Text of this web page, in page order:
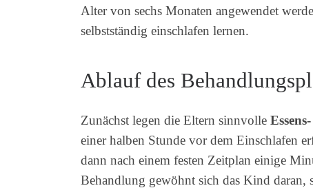
Alter von sechs Monaten angewendet
selbstständig einschlafen lernen.
Ablauf des
Zunächst legen die Eltern sinnvolle
einer halben Stunde vor dem Einschlafen
dann nach einem festen Zeitplan einige
Behandlung gewöhnt sich das Kind daran,